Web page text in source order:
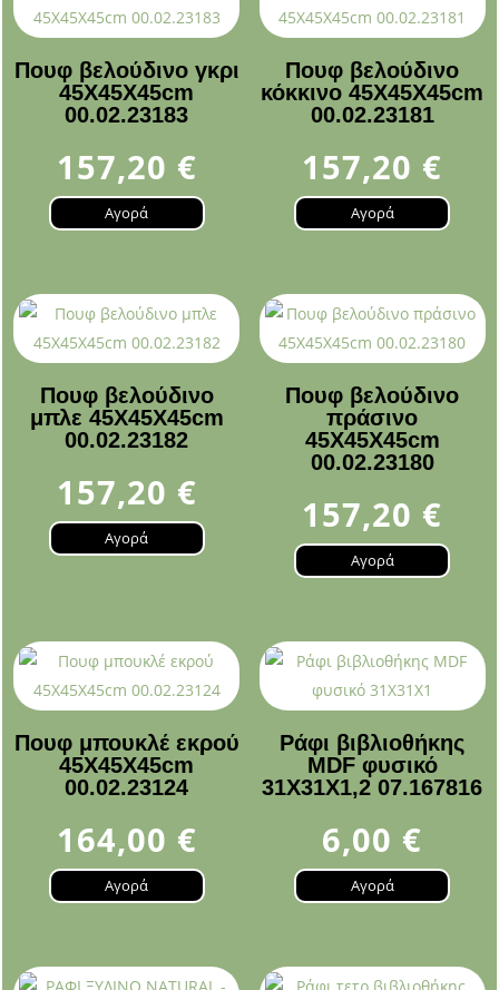
Πουφ βελούδινο γκρι
45Χ45Χ45cm
00.02.23183
157,20 €
Αγορά
Πουφ βελούδινο
κόκκινο 45Χ45Χ45cm
00.02.23181
157,20 €
Αγορά
Πουφ βελούδινο
μπλε 45Χ45Χ45cm
00.02.23182
157,20 €
Αγορά
Πουφ βελούδινο
πράσινο
45Χ45Χ45cm
00.02.23180
157,20 €
Αγορά
Πουφ μπουκλέ εκρού
45Χ45Χ45cm
00.02.23124
164,00 €
Αγορά
Ράφι βιβλιοθήκης
MDF φυσικό
31Χ31Χ1,2 07.167816
6,00 €
Αγορά